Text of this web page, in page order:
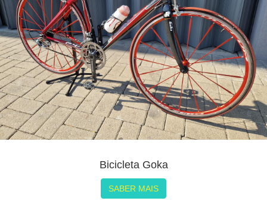
Bicicleta Goka
SABER MAIS